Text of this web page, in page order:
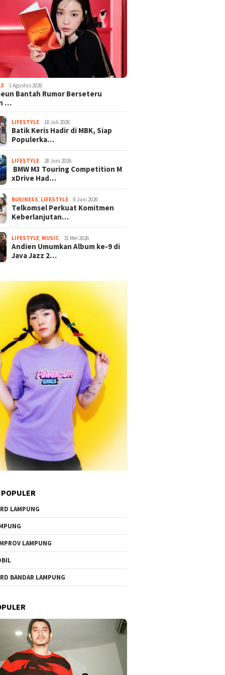
1 Agustus 2026
Bantah Rumor Berseteru
…
LIFESTYLE 18 Juli 2026
Batik Keris Hadir di MBK, Siap
Populerka…
LIFESTYLE 28 Juni 2026
BMW M3 Touring Competition M
xDrive Had…
BUSINESS, LIFESTYLE 8 Juni 2026
Telkomsel Perkuat Komitmen
Keberlanjutan…
LIFESTYLE, MUSIC 31 Mei 2026
Andien Umumkan Album ke-9 di
Java Jazz 2…
LAMPUNG
LAMPUNG
BANDAR LAMPUNG